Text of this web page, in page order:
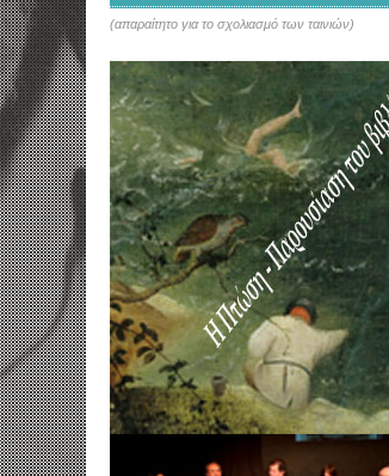
(απαραίτητο για το σχολιασμό των ταινιών)